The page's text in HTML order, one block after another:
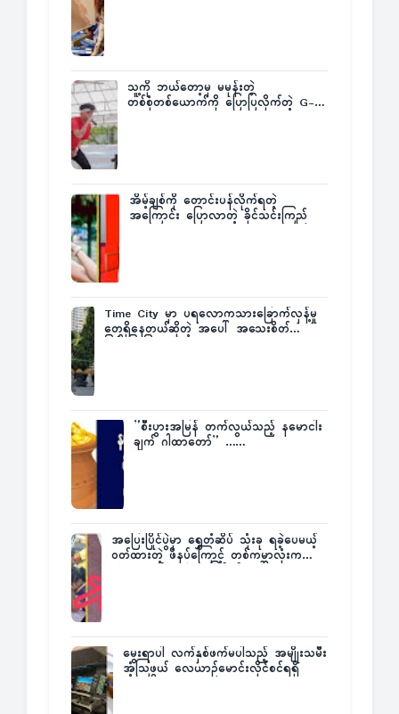
သူ့ကို ဘယ်တော့မှ မမုန်းတဲ့
တစ်စုံတစ်ယောက်ကို ပြောပြလိုက်တဲ့ G-
အိမ့်ချစ်ကို တောင်းပန်လိုက်ရတဲ့
အကြောင်း ပြောလာတဲ့ ခိုင်သင်းကြည်
Time City မှာ ပရလောကသားခြောက်လှန့်မှု
တွေရှိနေတယ်ဆိုတဲ့ အပေါ် အသေးစိတ်
”စီးပွားအမြန် တက်လွယ်သည့် နမောငါး
ချက် ဂါထာတော်” ……
အပြေးပြိုင်ပွဲမှာ ရွှေတံဆိပ် သုံးခု ရခဲ့ပေမယ့်
ဝတ်ထားတဲ့ ဖိနပ်ကြောင့် တစ်ကမ္ဘာလုံးက
မွေးရာပါ လက်နှစ်ဖက်မပါသည့် အမျိုးသမီး
အံ့သြဖွယ် လေယာဉ်မောင်းလိုင်စင်ရရှိ